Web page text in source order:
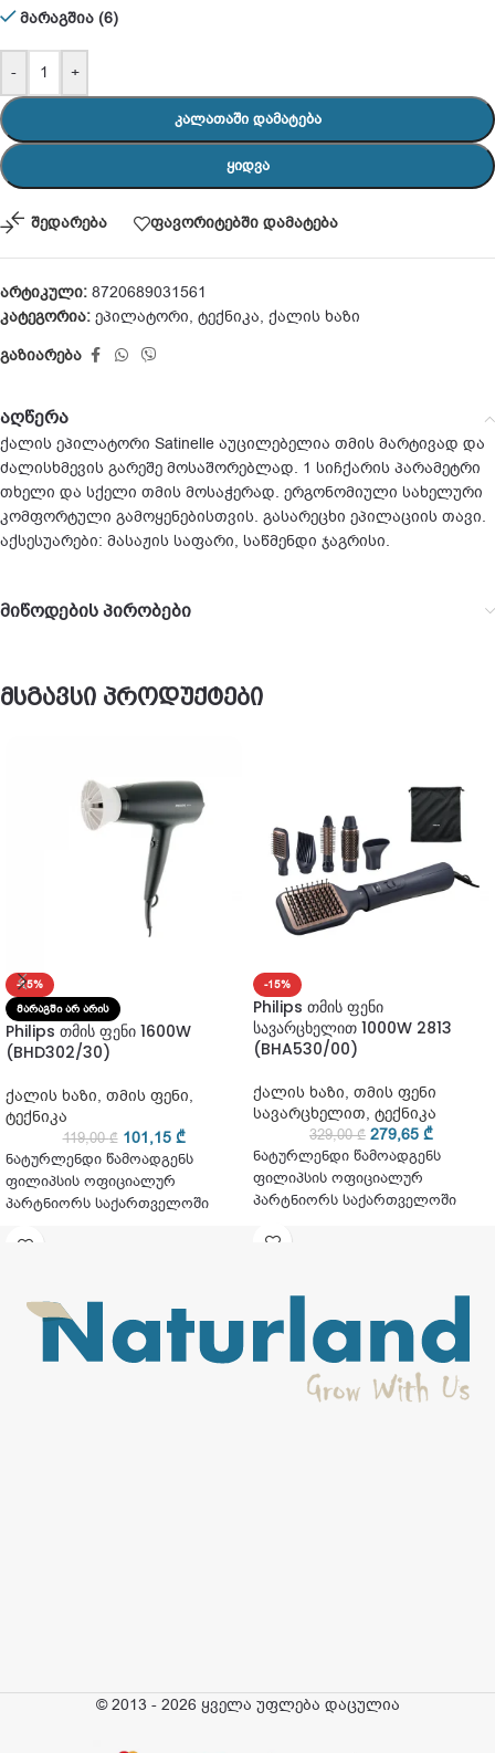
მარაგშია (6)
- +
ᲙᲐᲚᲐᲗᲐᲨᲘ ᲓᲐᲛᲐᲢᲔᲑᲐ
ᲧᲘᲓᲕᲐ
შედარება ფავორიტებში დამატება
არტიკული: 8720689031561
კატეგორია: ეპილატორი, ტექნიკა, ქალის ხაზი
გაზიარება
აღწერა
ქალის ეპილატორი Satinelle აუცილებელია თმის მარტივად და
ძალისხმევის გარეშე მოსაშორებლად. 1 სიჩქარის პარამეტრი
თხელი და სქელი თმის მოსაჭერად. ერგონომიული სახელური
კომფორტული გამოყენებისთვის. გასარეცხი ეპილაციის თავი.
აქსესუარები: მასაჟის საფარი, საწმენდი ჯაგრისი.
მიწოდების პირობები
მსგავსი პროდუქტები
-15%
ᲛᲐᲠᲐᲒᲨᲘ ᲐᲠ ᲐᲠᲘᲡ
Philips თმის ფენი 1600W
(BHD302/30)
ქალის ხაზი, თმის ფენი,
ტექნიკა
119,00₾ 101,15 ₾
ნატურლენდი წამოადგენს
ფილიპსის ოფიციალურ
პარტნიორს საქართველოში
-15%
Philips თმის ფენი
სავარცხელით 1000W 2813
(BHA530/00)
ქალის ხაზი, თმის ფენი
სავარცხელით, ტექნიკა
329,00₾ 279,65 ₾
ნატურლენდი წამოადგენს
ფილიპსის ოფიციალურ
პარტნიორს საქართველოში
© 2013 - 2026 ყველა უფლება დაცულია